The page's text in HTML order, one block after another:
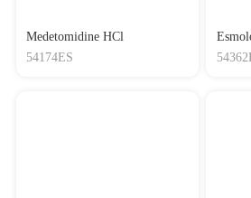
Medetomidine HCl
54174ES